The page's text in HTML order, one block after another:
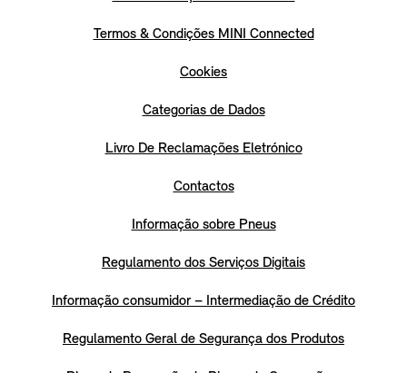
Termos & Condições MINI Connected
Cookies
Categorias de Dados
Livro De Reclamações Eletrónico
Contactos
Informação sobre Pneus
Regulamento dos Serviços Digitais
Informação consumidor – Intermediação de Crédito
Regulamento Geral de Segurança dos Produtos